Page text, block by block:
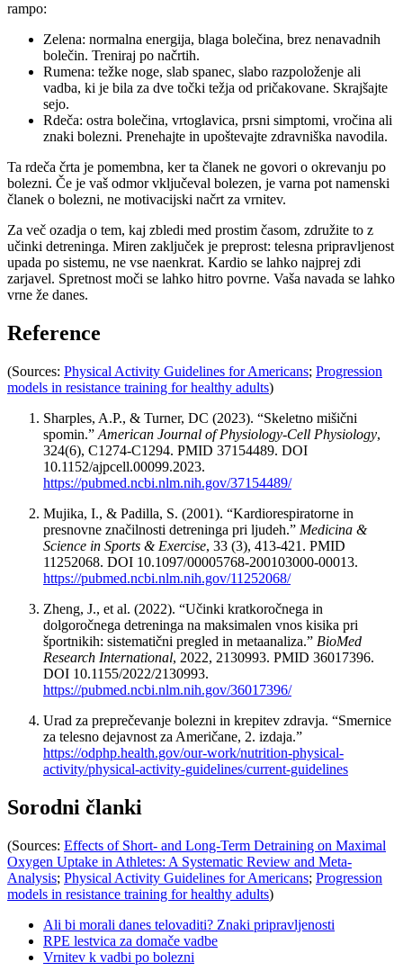
rampo:
Zelena: normalna energija, blaga bolečina, brez nenavadnih
bolečin. Treniraj po načrtih.
Rumena: težke noge, slab spanec, slabo razpoloženje ali
vadba, ki je bila za dve točki težja od pričakovane. Skrajšajte
sejo.
Rdeča: ostra bolečina, vrtoglavica, prsni simptomi, vročina ali
znaki bolezni. Prenehajte in upoštevajte zdravniška navodila.
Ta rdeča črta je pomembna, ker ta članek ne govori o okrevanju po
bolezni. Če je vaš odmor vključeval bolezen, je varna pot namenski
članek o bolezni, ne motivacijski načrt za vrnitev.
Za več ozadja o tem, kaj zbledi med prostim časom, združite to z
učinki detreninga. Miren zaključek je preprost: telesna pripravljenost
upada po sistemu, ne vse naenkrat. Kardio se lahko najprej zdi
zarjavel. Spretnost moči se lahko hitro povrne. Vaša navada se lahko
vrne že danes.
Reference
(Sources: Physical Activity Guidelines for Americans; Progression
models in resistance training for healthy adults)
Sharples, A.P., & Turner, DC (2023). “Skeletno mišični
spomin.” American Journal of Physiology-Cell Physiology,
324(6), C1274-C1294. PMID 37154489. DOI
10.1152/ajpcell.00099.2023.
https://pubmed.ncbi.nlm.nih.gov/37154489/
Mujika, I., & Padilla, S. (2001). “Kardiorespiratorne in
presnovne značilnosti detreninga pri ljudeh.” Medicina &
Science in Sports & Exercise, 33 (3), 413-421. PMID
11252068. DOI 10.1097/00005768-200103000-00013.
https://pubmed.ncbi.nlm.nih.gov/11252068/
Zheng, J., et al. (2022). “Učinki kratkoročnega in
dolgoročnega detreninga na maksimalen vnos kisika pri
športnikih: sistematični pregled in metaanaliza.” BioMed
Research International, 2022, 2130993. PMID 36017396.
DOI 10.1155/2022/2130993.
https://pubmed.ncbi.nlm.nih.gov/36017396/
Urad za preprečevanje bolezni in krepitev zdravja. “Smernice
za telesno dejavnost za Američane, 2. izdaja.”
https://odphp.health.gov/our-work/nutrition-physical-
activity/physical-activity-guidelines/current-guidelines
Sorodni članki
(Sources: Effects of Short- and Long-Term Detraining on Maximal
Oxygen Uptake in Athletes: A Systematic Review and Meta-
Analysis; Physical Activity Guidelines for Americans; Progression
models in resistance training for healthy adults)
Ali bi morali danes telovaditi? Znaki pripravljenosti
RPE lestvica za domače vadbe
Vrnitev k vadbi po bolezni